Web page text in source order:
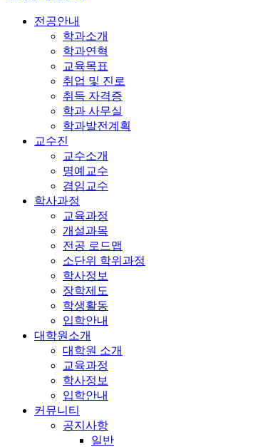
전공안내
학과소개
학과연혁
교육목표
취업 및 진로
취득 자격증
학과 사무실
학과발전계획
교수진
교수소개
명예교수
겸임교수
학사과정
교육과정
개설과목
전공 로드맵
소단위 학위과정
학사정보
장학제도
학생활동
입학안내
대학원소개
대학원 소개
교육과정
학사정보
입학안내
커뮤니티
공지사항
일반